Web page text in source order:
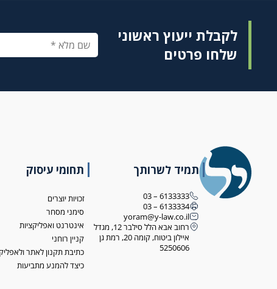
לקבלת ייעוץ ראשוני
שלחו פרטים
תמיד לשרותך
6133333 – 03
6133334 – 03
yoram@y-law.co.il
רחוב אבא הלל סילבר 12, מגדל
איילון ביטוח, קומה 20, רמת גן
5250606
תחומי עיסוק
זכויות יוצרים
סימני מסחר
אינטרנט ואפליקציות
קניין רוחני
כתיבת תקנון לאתר
כיצד להמנע מתביעות